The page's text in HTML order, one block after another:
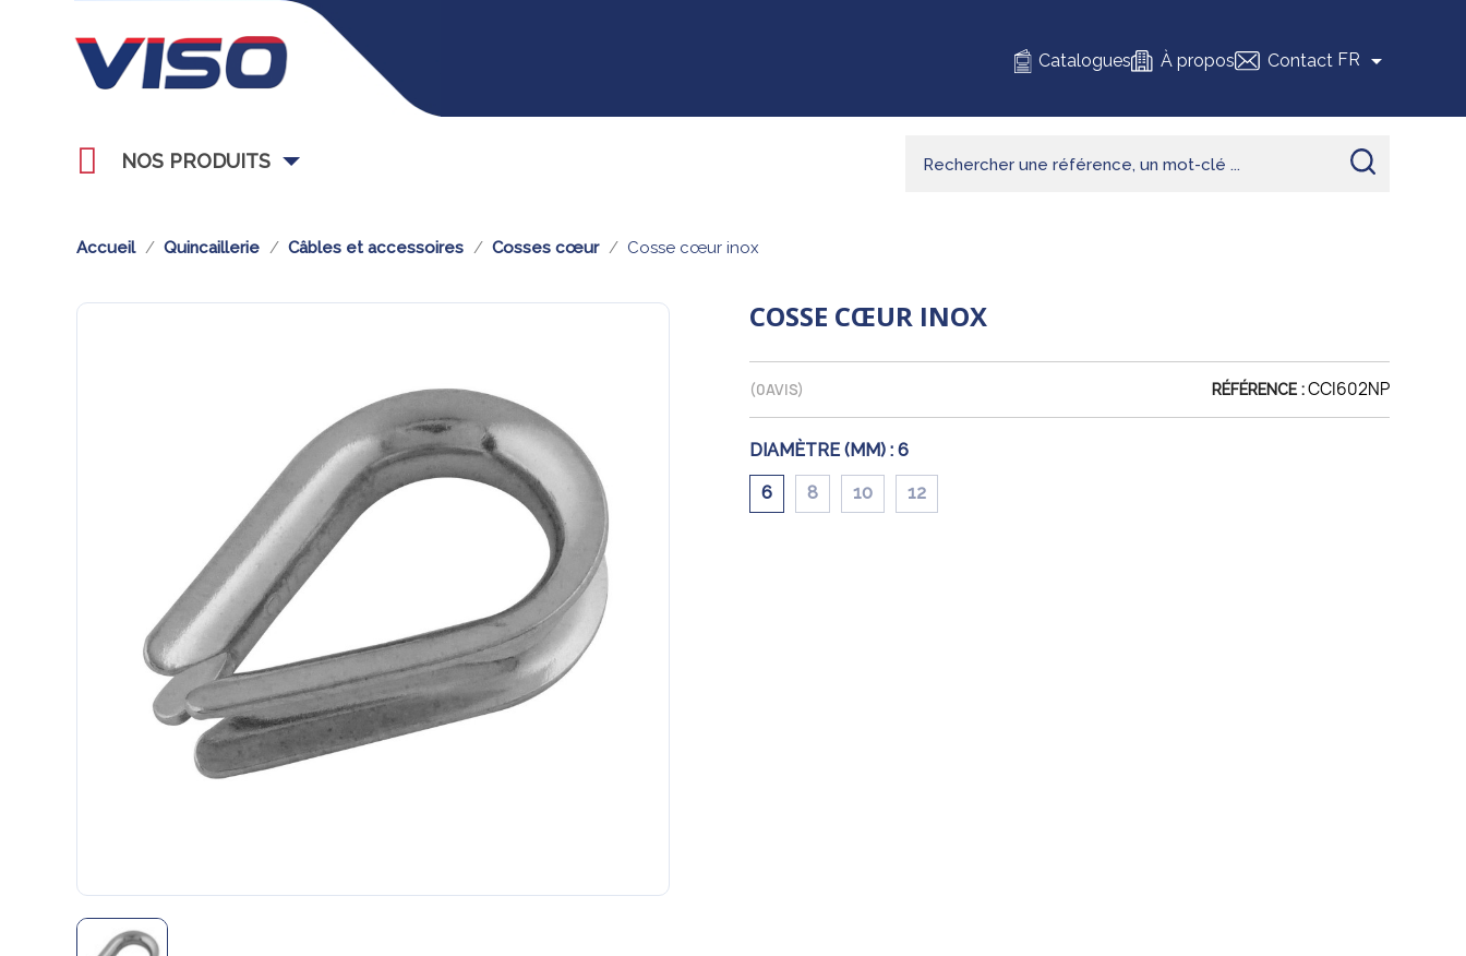
Catalogues À propos Contact FR 
NOS PRODUITS
Accueil Quincaillerie Câbles et accessoires Cosses cœur Cosse cœur inox
COSSE CŒUR INOX
(0AVIS) RÉFÉRENCE :CCI602NP
DIAMÈTRE (MM) : 6
6 8 10 12